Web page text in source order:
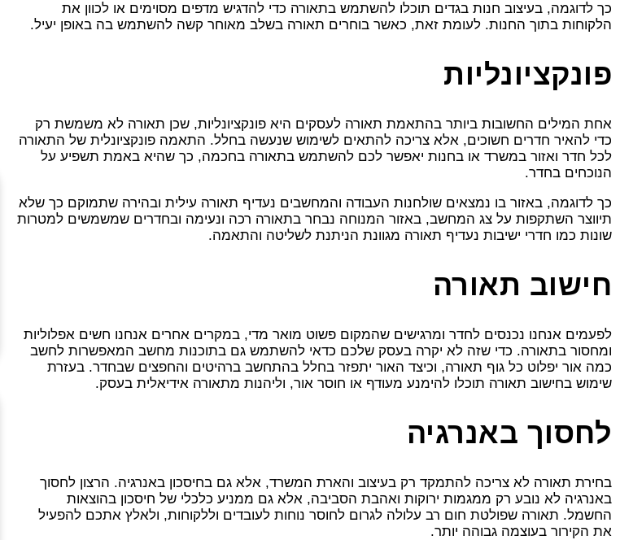
כך לדוגמה, בעיצוב חנות בגדים תוכלו להשתמש בתאורה כדי להדגיש מדפים מסוימים או לכוון את
הלקוחות בתוך החנות. לעומת זאת, כאשר בוחרים תאורה בשלב מאוחר קשה להשתמש בה באופן יעיל.
פונקציונליות
אחת המילים החשובות ביותר בהתאמת תאורה לעסקים היא פונקציונליות, שכן תאורה לא משמשת רק
כדי להאיר חדרים חשוכים, אלא צריכה להתאים לשימוש שנעשה בחלל. התאמה פונקציונלית של התאורה
לכל חדר ואזור במשרד או בחנות יאפשר לכם להשתמש בתאורה בחכמה, כך שהיא באמת תשפיע על
הנוכחים בחדר.
כך לדוגמה, באזור בו נמצאים שולחנות העבודה והמחשבים נעדיף תאורה עילית ובהירה שתמוקם כך שלא
תיווצר השתקפות על צג המחשב, באזור המנוחה נבחר בתאורה רכה ונעימה ובחדרים שמשמשים למטרות
שונות כמו חדרי ישיבות נעדיף תאורה מגוונת הניתנת לשליטה והתאמה.
חישוב תאורה
לפעמים אנחנו נכנסים לחדר ומרגישים שהמקום פשוט מואר מדי, במקרים אחרים אנחנו חשים אפלוליות
ומחסור בתאורה. כדי שזה לא יקרה בעסק שלכם כדאי להשתמש גם בתוכנות מחשב המאפשרות לחשב
כמה אור יפלוט כל גוף תאורה, וכיצד האור יתפזר בחלל בהתחשב ברהיטים והחפצים שבחדר. בעזרת
שימוש בחישוב תאורה תוכלו להימנע מעודף או חוסר אור, וליהנות מתאורה אידיאלית בעסק.
לחסוך באנרגיה
בחירת תאורה לא צריכה להתמקד רק בעיצוב והארת המשרד, אלא גם בחיסכון באנרגיה. הרצון לחסוך
באנרגיה לא נובע רק ממגמות ירוקות ואהבת הסביבה, אלא גם ממניע כלכלי של חיסכון בהוצאות
החשמל. תאורה שפולטת חום רב עלולה לגרום לחוסר נוחות לעובדים וללקוחות, ולאלץ אתכם להפעיל
את הקירור בעוצמה גבוהה יותר.